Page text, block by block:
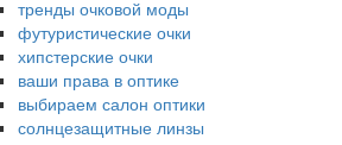
тренды очковой моды
футуристические очки
хипстерские очки
ваши права в оптике
выбираем салон оптики
солнцезащитные линзы